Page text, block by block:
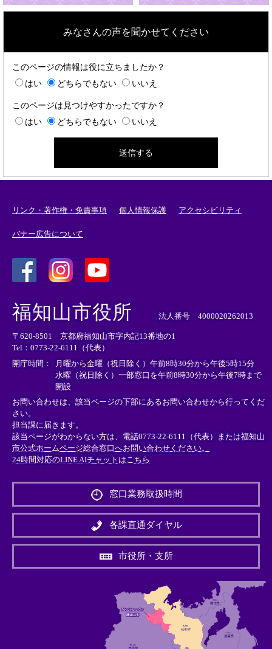
みなさんの声を聞かせてください
このページの情報は役に立ちましたか？
はい
どちらでもない いいえ
このページは見つけやすかったですか？
はい
どちらでもない いいえ
リンク・著作権・免責事項 個人情報保護 アクセシビリティ
バナー広告について
外
部
リ
ン
ク
＞
外
リ
ン
ク
＞
外
部
ン
ク
＞
福知山市役所 法人番号 4000020262013
〒620-8501 京都府福知山市字内記13番地の1
Tel：0773-22-6111（代表）
開庁時間： 月曜から金曜（祝日除く）午前8時30分から午後5時15分
水曜（祝日除く）一部窓口を午前8時30分から午後7時まで
開設
お問い合わせは、該当ページの下部にあるお問い合わせから行ってくだ
さい。
担当課に届きます。
該当ページがわからない方は、電話0773-22-6111（代表）または福知山
市公式ホームページ総合窓口へお問い合わせください。
24時間対応のLINE AIチャットはこちら
外
リ
ン
＞
窓口業務取扱時間
各課直通ダイヤル
市役所・支所